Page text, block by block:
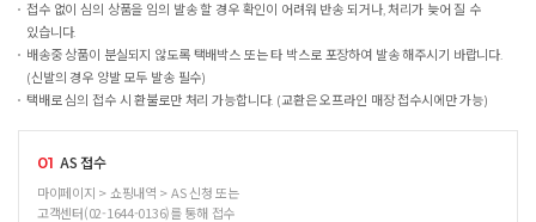
접수 없이 심의 상품을 임의 발송 할 경우 확인이 어려워 반송 되거나, 처리가 늦어 질 수
있습니다.
배송중 상품이 분실되지 않도록 택배박스 또는 타 박스로 포장하여 발송 해주시기 바랍니다.
(신발의 경우 양발 모두 발송 필수)
택배로 심의 접수 시 환불로만 처리 가능합니다. (교환은 오프라인 매장 접수시에만 가능)
01 AS 접수
마이페이지 > 쇼핑내역 > AS 신청 또는
고객센터(02-1644-0136)를 통해 접수